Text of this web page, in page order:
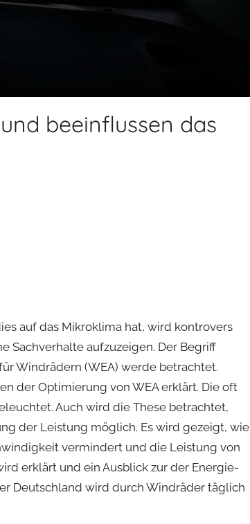
beeinflussen das
auf das Mikroklima hat, wird kontrovers
Sachverhalte aufzuzeigen. Der Begriff
Windrädern (WEA) werde betrachtet.
der Optimierung von WEA erklärt. Die oft
Auch wird die These betrachtet,
der Leistung möglich. Es wird gezeigt, wie
vermindert und die Leistung von
erklärt und ein Ausblick zur der Energie-
Deutschland wird durch Windräder täglich